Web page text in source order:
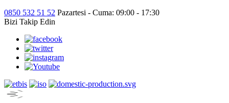
0850 532 51 52 Pazartesi - Cuma: 09:00 - 17:30
Bizi Takip Edin